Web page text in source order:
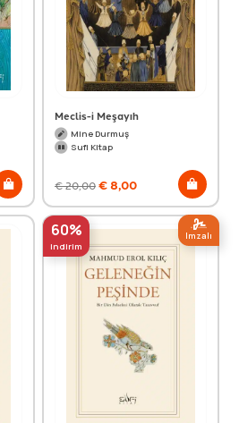
Meclis-i Meşayıh
Mine Durmuş
Sufi Kitap
€20,00€8,00
60%
indirim
Imzalı